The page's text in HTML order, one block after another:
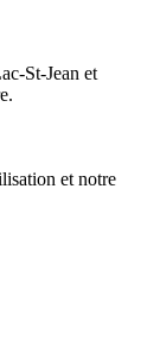
St-Jean et
et notre